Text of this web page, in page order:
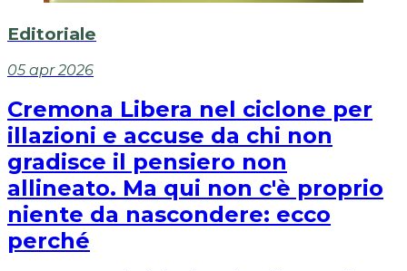
Editoriale
05 apr 2026
Cremona Libera nel ciclone per
illazioni e accuse da chi non
gradisce il pensiero non
allineato. Ma qui non c'è proprio
niente da nascondere: ecco
perché